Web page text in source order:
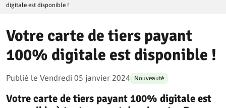
digitale est disponible !
Votre carte de tiers payant
100% digitale est disponible !
Publié le Vendredi 05 janvier 2024 Nouveauté
Votre carte de tiers payant 100% digitale est